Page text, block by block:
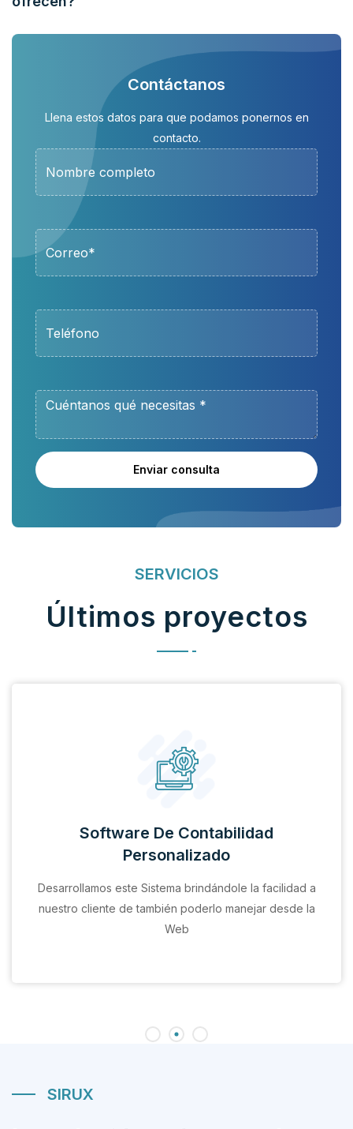
Contáctanos
Llena estos datos para que podamos ponernos en
contacto.
Enviar consulta
SERVICIOS
Últimos proyectos
Software De Contabilidad
Personalizado
Desarrollamos este Sistema brindándole la facilidad a
nuestro cliente de también poderlo manejar desde la
Web
SIRUX